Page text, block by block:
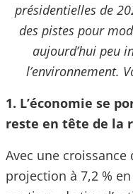
présidentielles de
des pistes pour
aujourd’hui peu
l’environnement.
1. L’économie se
reste en tête de la
Avec une croissance
projection à 7,2 %